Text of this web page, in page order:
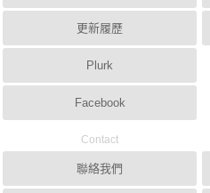
更新履歷
Plurk
Facebook
Contact
聯絡我們